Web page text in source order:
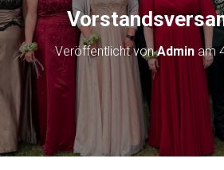
Veröffentlicht vonAdminam